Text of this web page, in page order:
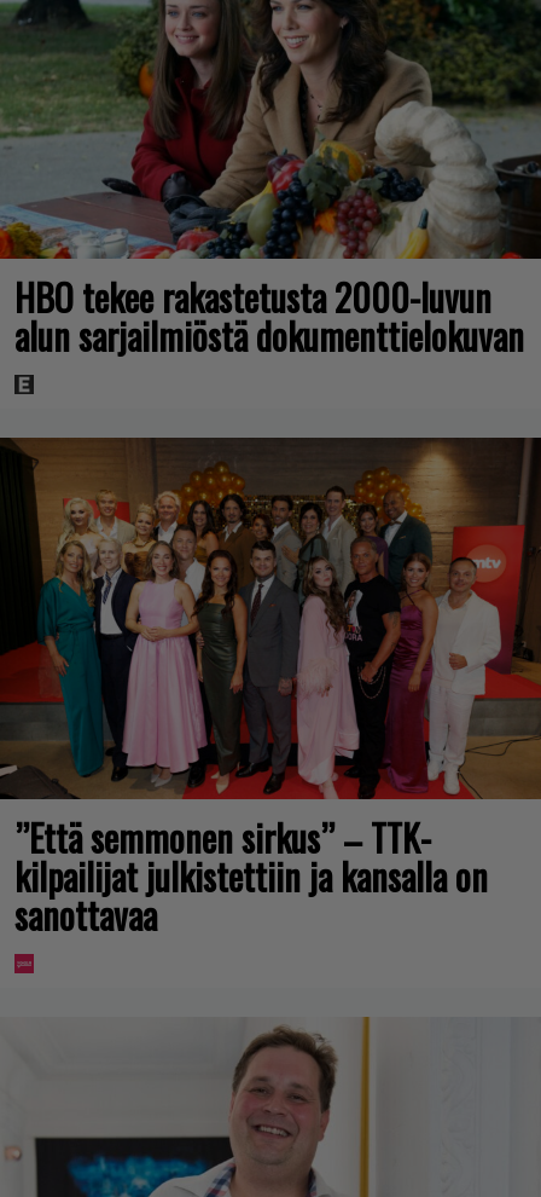
HBO tekee rakastetusta 2000-luvun
alun sarjailmiöstä dokumenttielokuvan
”Että semmonen sirkus” – TTK-
kilpailijat julkistettiin ja kansalla on
sanottavaa